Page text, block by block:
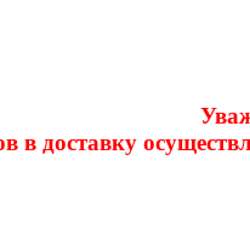
в доставку